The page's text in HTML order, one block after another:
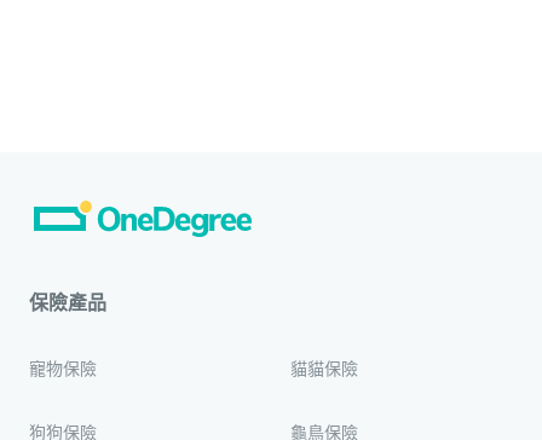
保險產品
寵物保險 貓貓保險
狗狗保險 龜鳥保險